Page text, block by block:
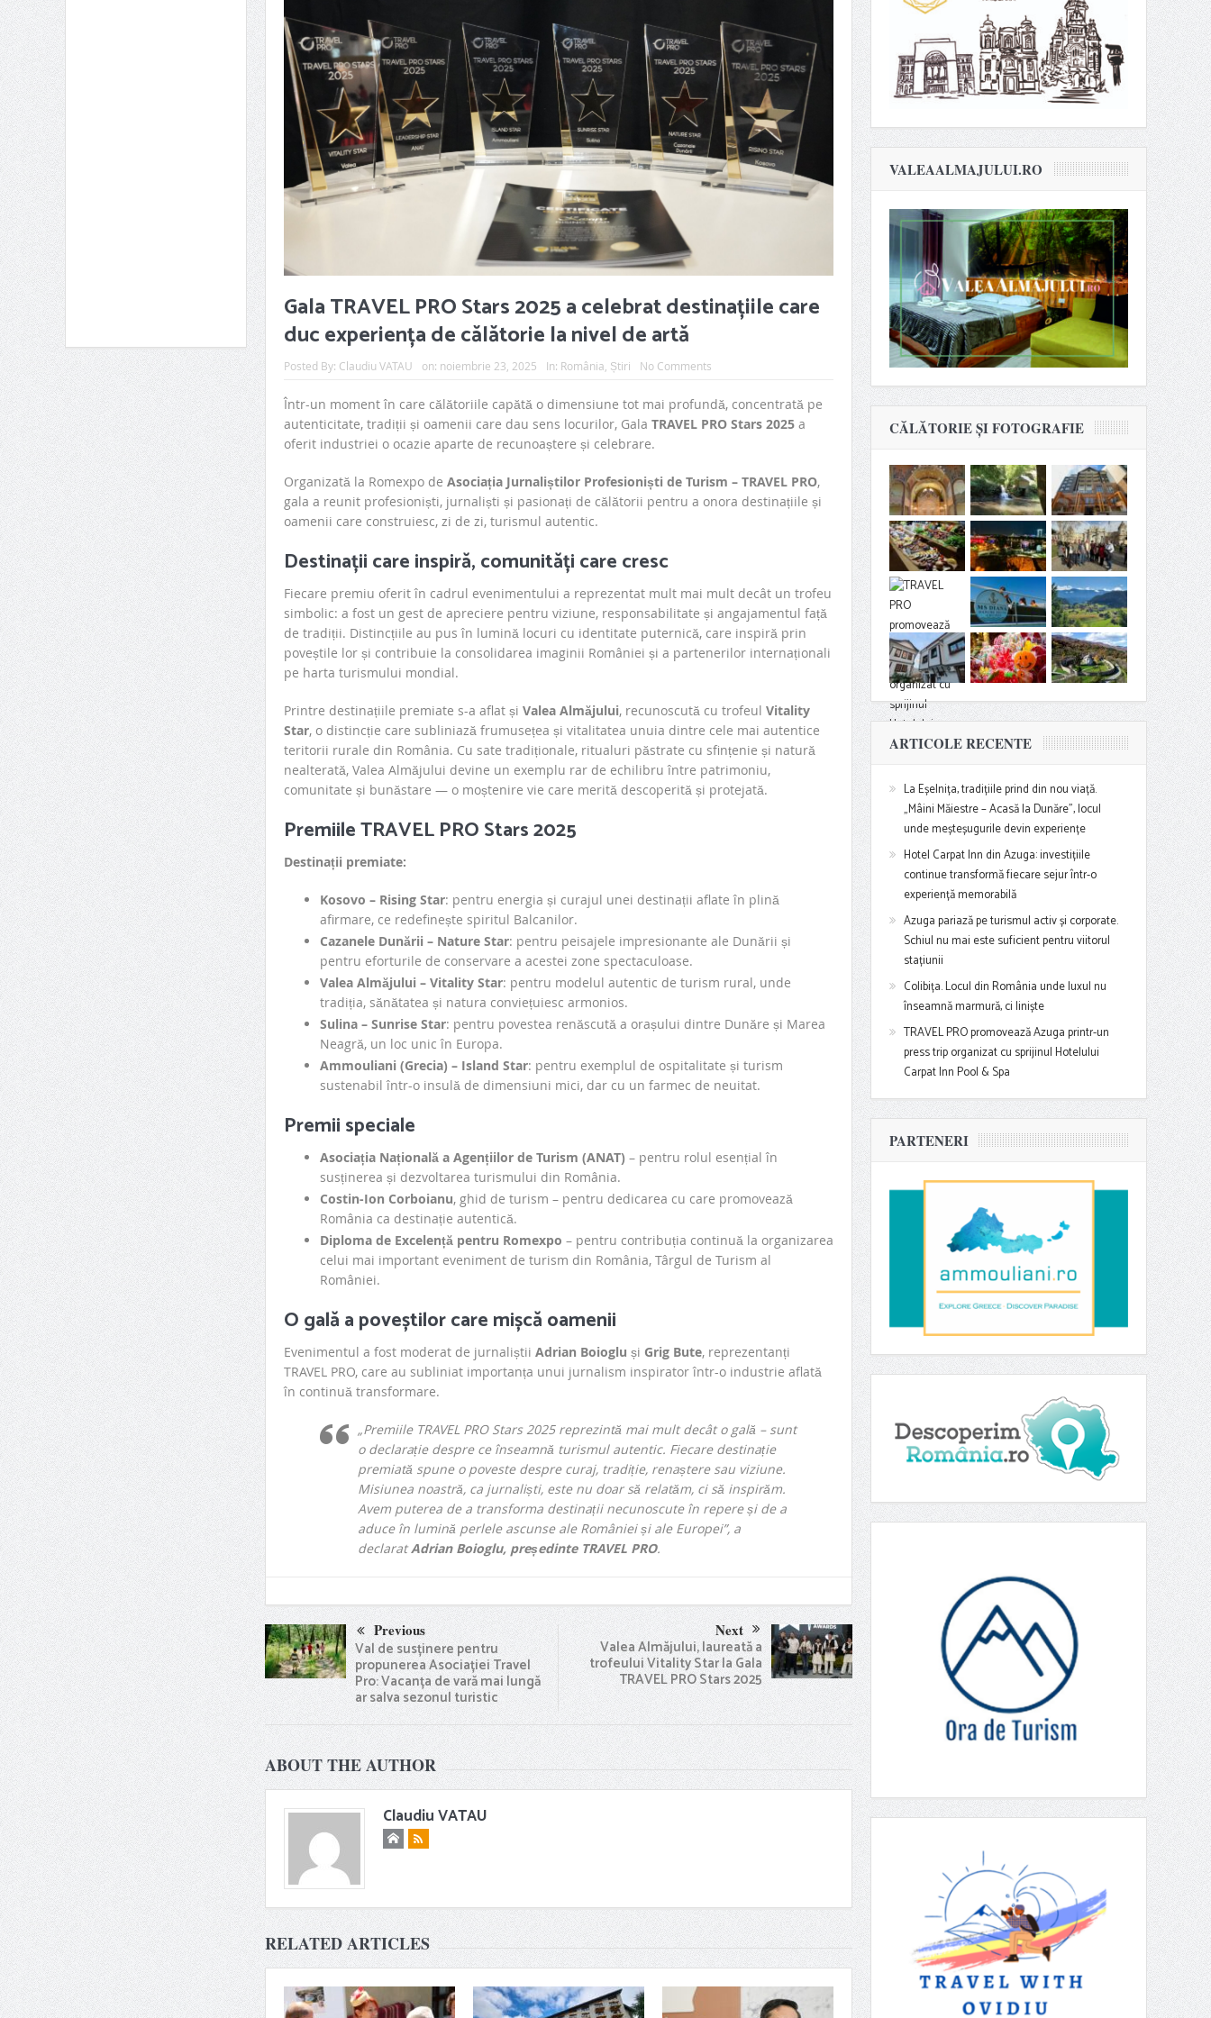
Gala TRAVEL PRO Stars 2025 a celebrat destinațiile care
duc experiența de călătorie la nivel de artă
Posted By: Claudiu VATAU on: noiembrie 23, 2025 In: România, Știri No Comments
Într-un moment în care călătoriile capătă o dimensiune tot mai profundă, concentrată pe
autenticitate, tradiții și oamenii care dau sens locurilor, Gala TRAVEL PRO Stars 2025a
oferit industriei o ocazie aparte de recunoaștere și celebrare.
Organizată la Romexpo de Asociația Jurnaliștilor Profesioniști de Turism – TRAVEL PRO,
gala a reunit profesioniști, jurnaliști și pasionați de călătorii pentru a onora destinațiile și
oamenii care construiesc, zi de zi, turismul autentic.
Destinații care inspiră, comunități care cresc
Fiecare premiu oferit în cadrul evenimentului a reprezentat mult mai mult decât un trofeu
simbolic: a fost un gest de apreciere pentru viziune, responsabilitate și angajamentul față
de tradiții. Distincțiile au pus în lumină locuri cu identitate puternică, care inspiră prin
poveștile lor și contribuie la consolidarea imaginii României și a partenerilor internaționali
pe harta turismului mondial.
Printre destinațiile premiate s-a aflat și Valea Almăjului, recunoscută cu trofeul Vitality
Star, o distincție care subliniază frumusețea și vitalitatea unuia dintre cele mai autentice
teritorii rurale din România. Cu sate tradiționale, ritualuri păstrate cu sfințenie și natură
nealterată, Valea Almăjului devine un exemplu rar de echilibru între patrimoniu,
comunitate și bunăstare — o moștenire vie care merită descoperită și protejată.
Premiile TRAVEL PRO Stars 2025
Destinații premiate:
Kosovo – Rising Star: pentru energia și curajul unei destinații aflate în plină
afirmare, ce redefinește spiritul Balcanilor.
Cazanele Dunării – Nature Star: pentru peisajele impresionante ale Dunării și
pentru eforturile de conservare a acestei zone spectaculoase.
Valea Almăjului – Vitality Star: pentru modelul autentic de turism rural, unde
tradiția, sănătatea și natura conviețuiesc armonios.
Sulina – Sunrise Star: pentru povestea renăscută a orașului dintre Dunăre și Marea
Neagră, un loc unic în Europa.
Ammouliani (Grecia) – Island Star: pentru exemplul de ospitalitate și turism
sustenabil într-o insulă de dimensiuni mici, dar cu un farmec de neuitat.
Premii speciale
Asociația Națională a Agențiilor de Turism (ANAT) – pentru rolul esențial în
susținerea și dezvoltarea turismului din România.
Costin-Ion Corboianu, ghid de turism – pentru dedicarea cu care promovează
România ca destinație autentică.
Diploma de Excelență pentru Romexpo – pentru contribuția continuă la organizarea
celui mai important eveniment de turism din România, Târgul de Turism al
României.
O gală a poveștilor care mișcă oamenii
Evenimentul a fost moderat de jurnaliștii Adrian Boioglu și Grig Bute, reprezentanți
TRAVEL PRO, care au subliniat importanța unui jurnalism inspirator într-o industrie aflată
în continuă transformare.
„Premiile TRAVEL PRO Stars 2025 reprezintă mai mult decât o gală – sunt
o declarație despre ce înseamnă turismul autentic. Fiecare destinație
premiată spune o poveste despre curaj, tradiție, renaștere sau viziune.
Misiunea noastră, ca jurnaliști, este nu doar să relatăm, ci să inspirăm.
Avem puterea de a transforma destinații necunoscute în repere și de a
aduce în lumină perlele ascunse ale României și ale Europei”, a
declaratAdrian Boioglu, președinte TRAVEL PRO.
Previous
Val de susținere pentru
propunerea Asociației Travel
Pro: Vacanța de vară mai lungă
ar salva sezonul turistic
Next
Valea Almăjului, laureată a
trofeului Vitality Star la Gala
TRAVEL PRO Stars 2025
ABOUT THE AUTHOR
Claudiu VATAU
RELATED ARTICLES
VALEAALMAJULUI.RO
CĂLĂTORIE ȘI FOTOGRAFIE
ARTICOLE RECENTE
La Eșelnița, tradițiile prind din nou viață.
„Mâini Măiestre – Acasă la Dunăre”, locul
unde meșteșugurile devin experiențe
Hotel Carpat Inn din Azuga: investițiile
continue transformă fiecare sejur într-o
experiență memorabilă
Azuga pariază pe turismul activ și corporate.
Schiul nu mai este suficient pentru viitorul
stațiunii
Colibița. Locul din România unde luxul nu
înseamnă marmură, ci liniște
TRAVEL PRO promovează Azuga printr-un
press trip organizat cu sprijinul Hotelului
Carpat Inn Pool & Spa
PARTENERI